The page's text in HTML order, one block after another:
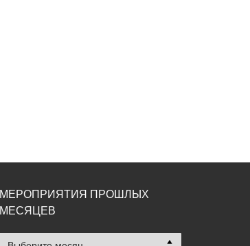
МЕРОПРИЯТИЯ ПРОШЛЫХ
МЕСЯЦЕВ
Мероприятия